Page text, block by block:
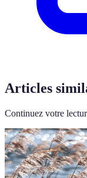
Articles
Continuez votre